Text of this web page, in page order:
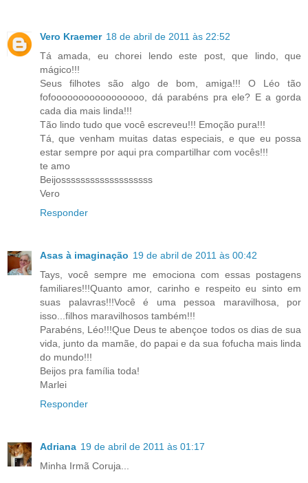
Vero Kraemer 18 de abril de 2011 às 22:52
Tá amada, eu chorei lendo este post, que lindo, que
mágico!!!
Seus filhotes são algo de bom, amiga!!! O Léo tão
fofooooooooooooooooo, dá parabéns pra ele? E a gorda
cada dia mais linda!!!
Tão lindo tudo que você escreveu!!! Emoção pura!!!
Tá, que venham muitas datas especiais, e que eu possa
estar sempre por aqui pra compartilhar com vocês!!!
te amo
Beijosssssssssssssssssss
Vero
Responder
Asas à imaginação 19 de abril de 2011 às 00:42
Tays, você sempre me emociona com essas postagens
familiares!!!Quanto amor, carinho e respeito eu sinto em
suas palavras!!!Você é uma pessoa maravilhosa, por
isso...filhos maravilhosos também!!!
Parabéns, Léo!!!Que Deus te abençoe todos os dias de sua
vida, junto da mamãe, do papai e da sua fofucha mais linda
do mundo!!!
Beijos pra família toda!
Marlei
Responder
Adriana 19 de abril de 2011 às 01:17
Minha Irmã Coruja...